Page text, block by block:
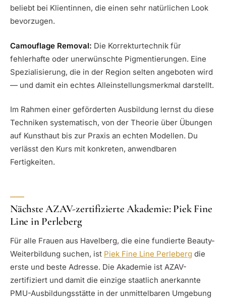
beliebt bei Klientinnen, die einen sehr natürlichen Look
bevorzugen.
Camouflage Removal: Die Korrekturtechnik für
fehlerhafte oder unerwünschte Pigmentierungen. Eine
Spezialisierung, die in der Region selten angeboten wird
— und damit ein echtes Alleinstellungsmerkmal darstellt.
Im Rahmen einer geförderten Ausbildung lernst du diese
Techniken systematisch, von der Theorie über Übungen
auf Kunsthaut bis zur Praxis an echten Modellen. Du
verlässt den Kurs mit konkreten, anwendbaren
Fertigkeiten.
Nächste AZAV-zertifizierte Akademie: Piek Fine
Line in Perleberg
Für alle Frauen aus Havelberg, die eine fundierte Beauty-
Weiterbildung suchen, ist Piek Fine Line Perleberg die
erste und beste Adresse. Die Akademie ist AZAV-
zertifiziert und damit die einzige staatlich anerkannte
PMU-Ausbildungsstätte in der unmittelbaren Umgebung